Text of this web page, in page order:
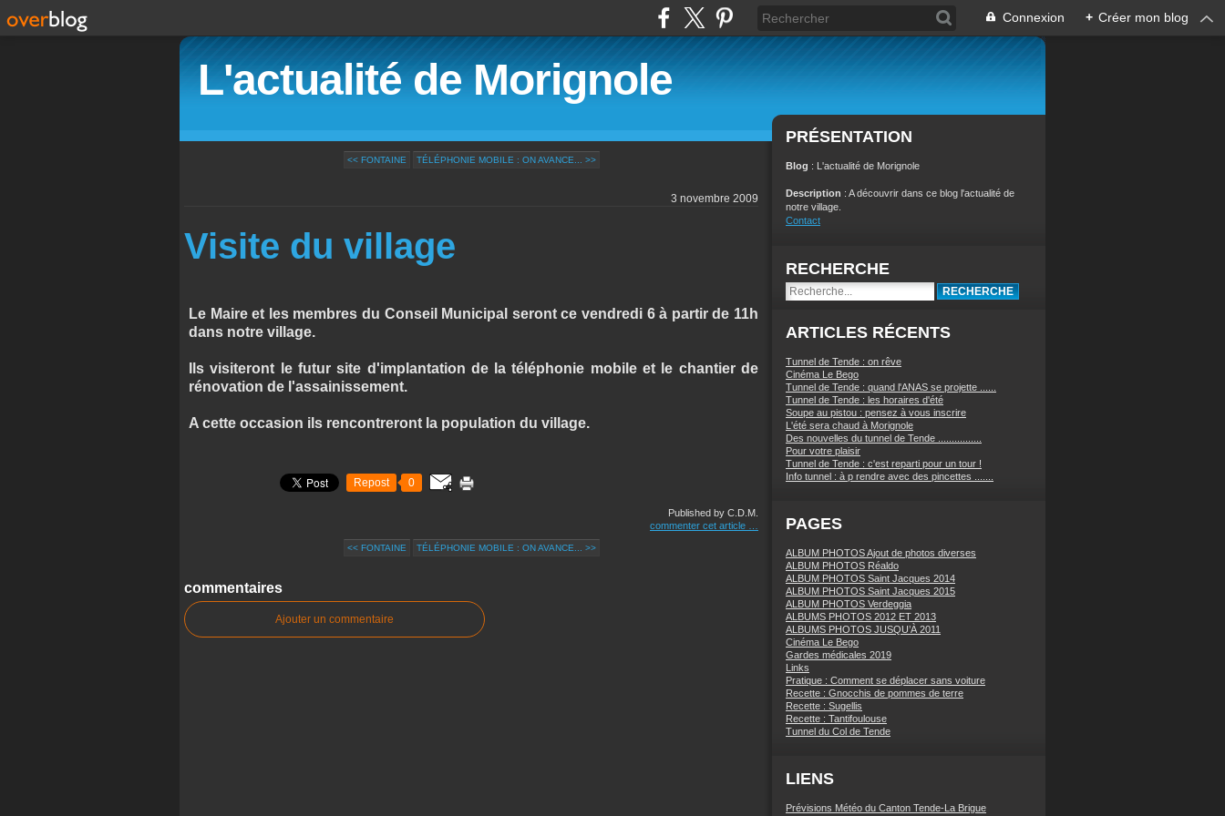
Connexion + Créer mon blog
L'actualité de Morignole
<< FONTAINE TÉLÉPHONIE MOBILE : ON AVANCE... >>
3 novembre 2009
Visite du village
Le Maire et les membres du Conseil Municipal seront ce vendredi 6 à partir de 11h
dans notre village.
Ils visiteront le futur site d'implantation de la téléphonie mobile et le chantier de
rénovation de l'assainissement.
A cette occasion ils rencontreront la population du village.
Repost 0
Published by C.D.M.
commenter cet article
<< FONTAINE TÉLÉPHONIE MOBILE : ON AVANCE... >>
commentaires
Ajouter un commentaire
PRÉSENTATION
Blog : L'actualité de Morignole
Description : A découvrir dans ce blog l'actualité de
notre village.
Contact
RECHERCHE
ARTICLES RÉCENTS
Tunnel de Tende : on rêve
Cinéma Le Bego
Tunnel de Tende : quand l'ANAS se projette ......
Tunnel de Tende : les horaires d'été
Soupe au pistou : pensez à vous inscrire
L'été sera chaud à Morignole
Des nouvelles du tunnel de Tende ................
Pour votre plaisir
Tunnel de Tende : c'est reparti pour un tour !
Info tunnel : à p rendre avec des pincettes .......
PAGES
ALBUM PHOTOS Ajout de photos diverses
ALBUM PHOTOS Réaldo
ALBUM PHOTOS Saint Jacques 2014
ALBUM PHOTOS Saint Jacques 2015
ALBUM PHOTOS Verdeggia
ALBUMS PHOTOS 2012 ET 2013
ALBUMS PHOTOS JUSQU’À 2011
Cinéma Le Bego
Gardes médicales 2019
Links
Pratique : Comment se déplacer sans voiture
Recette : Gnocchis de pommes de terre
Recette : Sugellis
Recette : Tantifoulouse
Tunnel du Col de Tende
LIENS
Prévisions Météo du Canton Tende-La Brigue